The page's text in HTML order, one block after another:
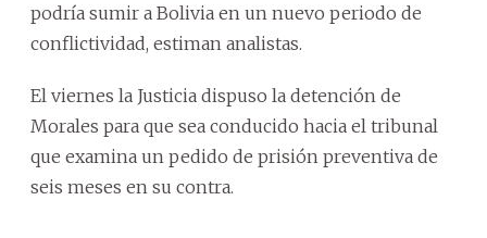
podría sumir a Bolivia en un nuevo periodo de
conflictividad, estiman analistas.
El viernes la Justicia dispuso la detención de
Morales para que sea conducido hacia el tribunal
que examina un pedido de prisión preventiva de
seis meses en su contra.